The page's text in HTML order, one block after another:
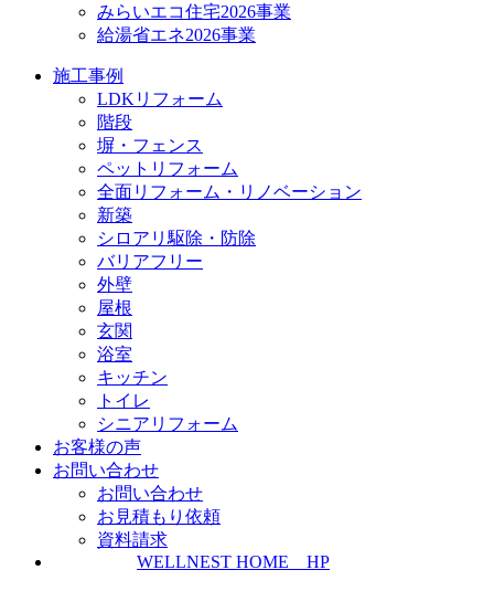
みらいエコ住宅2026事業
給湯省エネ2026事業
施工事例
LDKリフォーム
階段
塀・フェンス
ペットリフォーム
全面リフォーム・リノベーション
新築
シロアリ駆除・防除
バリアフリー
外壁
屋根
玄関
浴室
キッチン
トイレ
シニアリフォーム
お客様の声
お問い合わせ
お問い合わせ
お見積もり依頼
資料請求
WELLNEST HOME HP